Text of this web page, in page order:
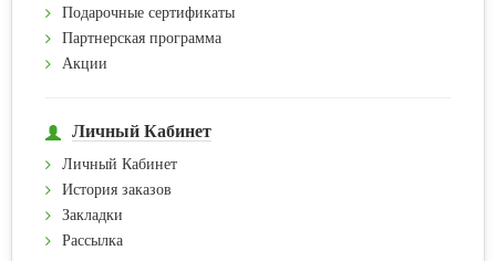
Подарочные сертификаты
Партнерская программа
Акции
Личный Кабинет
Личный Кабинет
История заказов
Закладки
Рассылка